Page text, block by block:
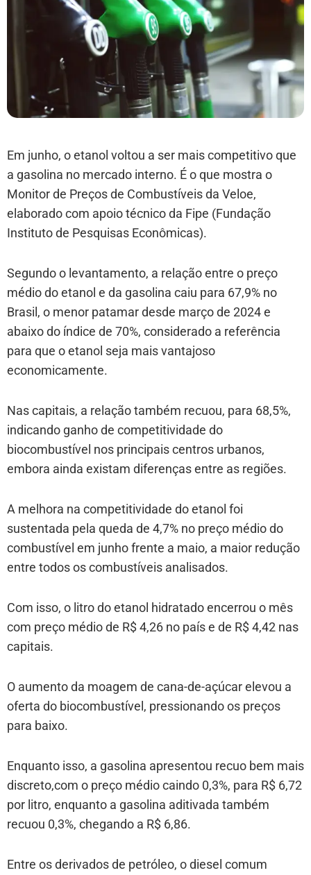
Em junho, o etanol voltou a ser mais competitivo que
a gasolina no mercado interno. É o que mostra o
Monitor de Preços de Combustíveis da Veloe,
elaborado com apoio técnico da Fipe (Fundação
Instituto de Pesquisas Econômicas).
Segundo o levantamento, a relação entre o preço
médio do etanol e da gasolina caiu para 67,9% no
Brasil, o menor patamar desde março de 2024 e
abaixo do índice de 70%, considerado a referência
para que o etanol seja mais vantajoso
economicamente.
Nas capitais, a relação também recuou, para 68,5%,
indicando ganho de competitividade do
biocombustível nos principais centros urbanos,
embora ainda existam diferenças entre as regiões.
A melhora na competitividade do etanol foi
sustentada pela queda de 4,7% no preço médio do
combustível em junho frente a maio, a maior redução
entre todos os combustíveis analisados.
Com isso, o litro do etanol hidratado encerrou o mês
com preço médio de R$ 4,26 no país e de R$ 4,42 nas
capitais.
O aumento da moagem de cana-de-açúcar elevou a
oferta do biocombustível, pressionando os preços
para baixo.
Enquanto isso, a gasolina apresentou recuo bem mais
discreto,com o preço médio caindo 0,3%, para R$ 6,72
por litro, enquanto a gasolina aditivada também
recuou 0,3%, chegando a R$ 6,86.
Entre os derivados de petróleo, o diesel comum